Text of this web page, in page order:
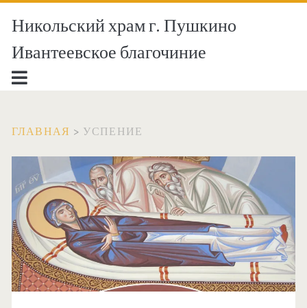
Никольский храм г. Пушкино
Ивантеевское благочиние
ГЛАВНАЯ > УСПЕНИЕ
Метка:
<span>Успение</span>